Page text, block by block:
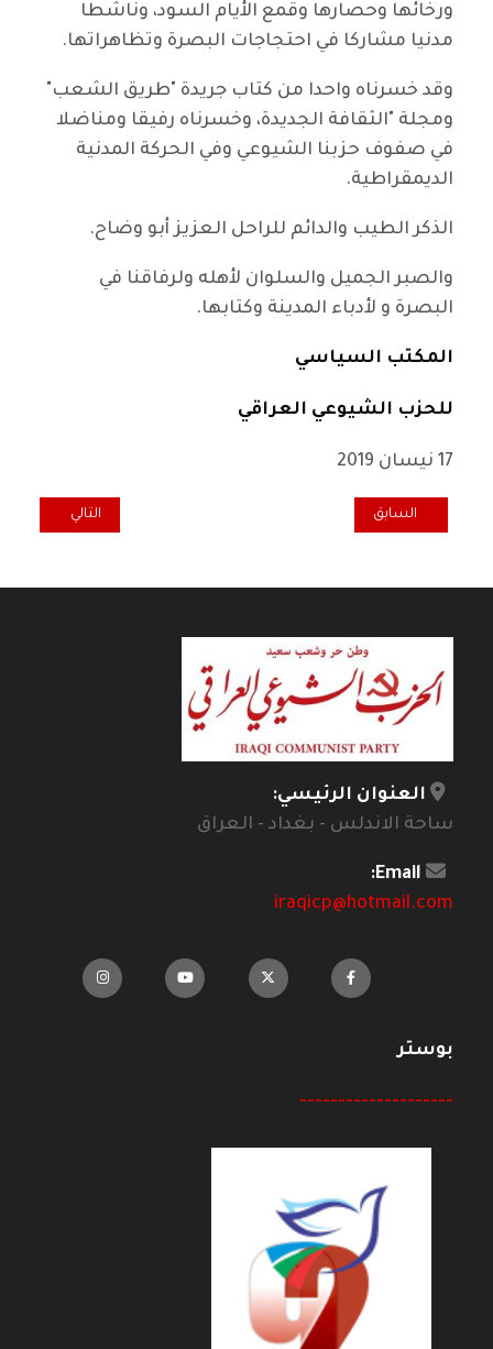
ورخائها وحصارها وقمع الأيام السود، وناشطا
مدنيا مشاركا في احتجاجات البصرة وتظاهراتها.
وقد خسرناه واحدا من كتاب جريدة "طريق الشعب"
ومجلة "الثقافة الجديدة، وخسرناه رفيقا ومناضلا
في صفوف حزبنا الشيوعي وفي الحركة المدنية
الديمقراطية.
الذكر الطيب والدائم للراحل العزيز أبو وضاح.
والصبر الجميل والسلوان لأهله ولرفاقنا في
البصرة و لأدباء المدينة وكتابها.
المكتب السياسي
للحزب الشيوعي العراقي
17 نيسان 2019
المقال السابق: النقابة الوطنية للصحفيين تحتفي بالكاتبة والإعلامية
السابق المقال التالي:
التالي
العنوان الرئيسي:
ساحة الاندلس - بغداد - العراق
Email:
iraqicp@hotmail.com
بوستر
--------------------